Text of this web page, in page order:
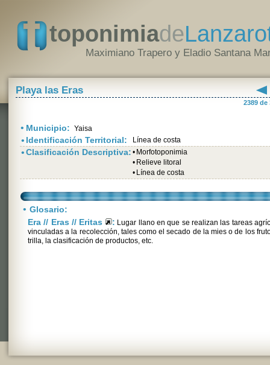
toponimiade
Maximiano Trapero y Eladio Santana
Playa las Eras
2389 de
• Municipio: Yaisa
• Identificación Territorial: Línea de costa
•Clasificación Descriptiva: • Morfotoponimia
• Relieve litoral
• Línea de costa
• Glosario:
Era // Eras // Eritas
: Lugar llano en que se realizan las tareas
vinculadas a la recolección, tales como el secado de la mies o de los
trilla, la clasificación de productos, etc.